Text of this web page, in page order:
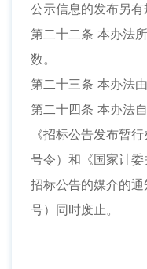
公示信息的发布另有
第二十二条 本办法
数。
第二十三条 本办法
第二十四条 本办法
《招标公告发布暂
号令）和《国家计
招标公告的媒介的
号）同时废止。